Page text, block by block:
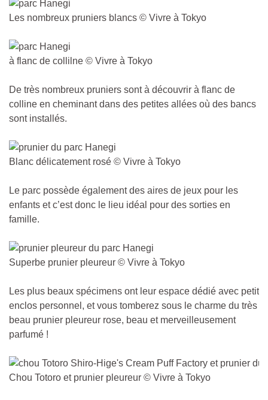
Les nombreux pruniers blancs © Vivre à Tokyo
à flanc de collilne © Vivre à Tokyo
De très nombreux pruniers sont à découvrir à flanc de
colline en cheminant dans des petites allées où des bancs
sont installés.
Blanc délicatement rosé © Vivre à Tokyo
Le parc possède également des aires de jeux pour les
enfants et c’est donc le lieu idéal pour des sorties en
famille.
Superbe prunier pleureur © Vivre à Tokyo
Les plus beaux spécimens ont leur espace dédié avec petit
enclos personnel, et vous tomberez sous le charme du très
beau prunier pleureur rose, beau et merveilleusement
parfumé !
Chou Totoro et prunier pleureur © Vivre à Tokyo